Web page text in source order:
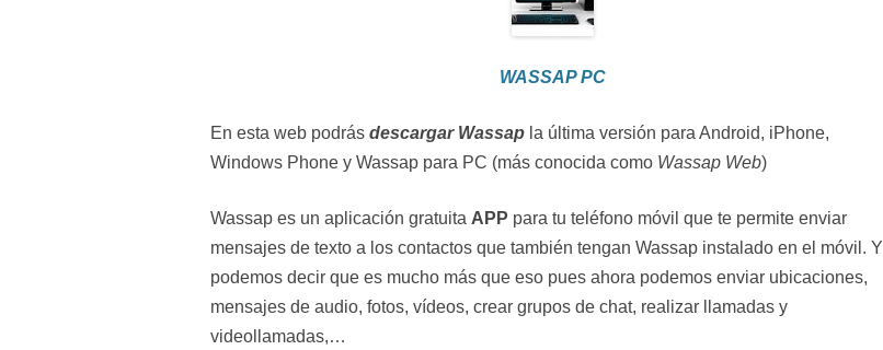
WASSAP PC
En esta web podrás descargar Wassap la última versión para Android, iPhone,
Windows Phone y Wassap para PC (más conocida como Wassap Web)
Wassap es un aplicación gratuita APP para tu teléfono móvil que te permite enviar
mensajes de texto a los contactos que también tengan Wassap instalado en el móvil. Y
podemos decir que es mucho más que eso pues ahora podemos enviar ubicaciones,
mensajes de audio, fotos, vídeos, crear grupos de chat, realizar llamadas y
videollamadas,…